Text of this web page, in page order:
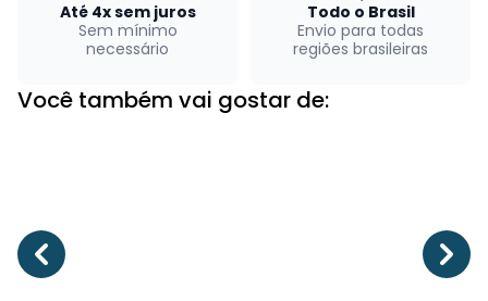
Até 4x sem juros
Sem mínimo
necessário
Todo o Brasil
Envio para todas
regiões brasileiras
Você também vai gostar de: